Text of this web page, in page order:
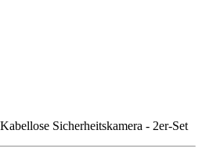
Sicherheitskamera - 2er-Set